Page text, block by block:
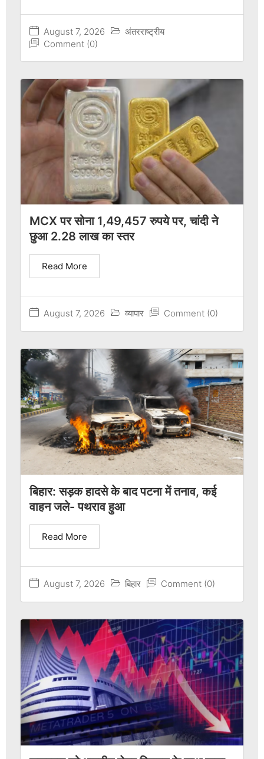
August 7, 2026
अंतरराष्ट्रीय
Comment (0)
MCX पर सोना 1,49,457 रुपये पर, चांदी ने
छुआ 2.28 लाख का स्तर
August 7, 2026 व्यापार Comment (0)
Read More
बिहार: सड़क हादसे के बाद पटना में तनाव, कई
वाहन जले- पथराव हुआ
August 7, 2026 बिहार Comment (0)
Read More